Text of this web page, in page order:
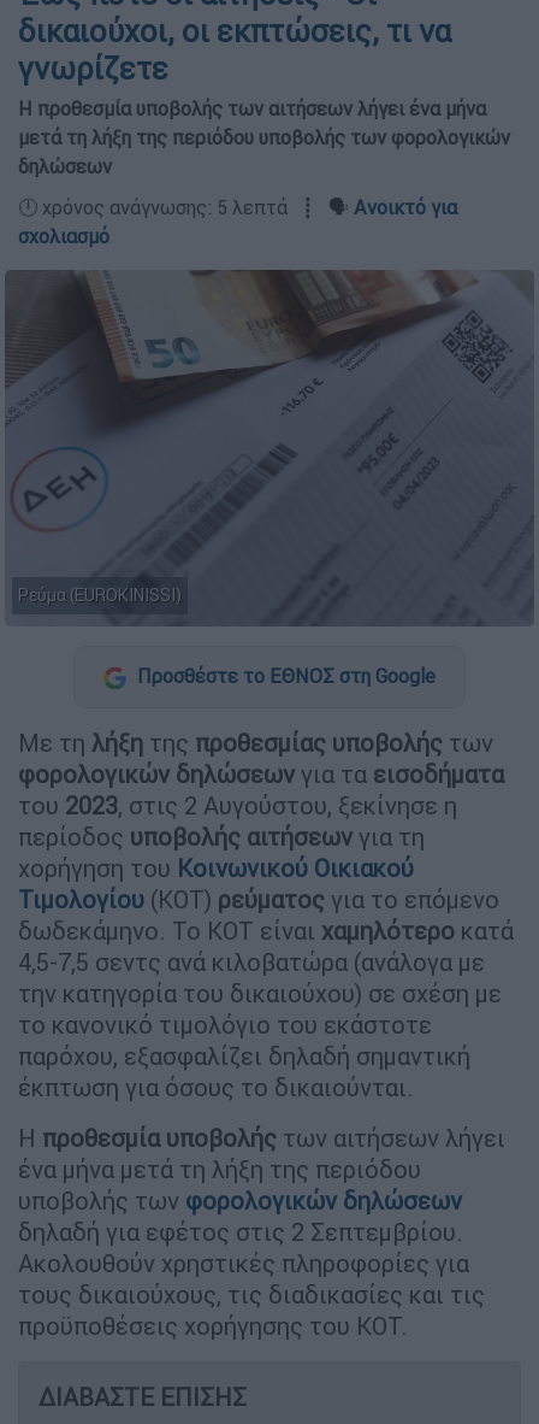
δικαιούχοι, οι εκπτώσεις, τι να
γνωρίζετε
Η προθεσμία υποβολής των αιτήσεων λήγει ένα μήνα
μετά τη λήξη της περιόδου υποβολής των φορολογικών
δηλώσεων
🕛 χρόνος ανάγνωσης: 5 λεπτά ┋ 🗣️ Ανοικτό για
σχολιασμό
Ρεύμα (EUROKINISSI)
Προσθέστε το ΕΘΝΟΣ στη Google
Με τη λήξη της προθεσμίας υποβολής των
φορολογικών δηλώσεων για τα εισοδήματα
του 2023, στις 2 Αυγούστου, ξεκίνησε η
περίοδος υποβολής αιτήσεων για τη
χορήγηση του Κοινωνικού Οικιακού
Τιμολογίου (ΚΟΤ) ρεύματος για το επόμενο
δωδεκάμηνο. Το ΚΟΤ είναι χαμηλότερο κατά
4,5-7,5 σεντς ανά κιλοβατώρα (ανάλογα με
την κατηγορία του δικαιούχου) σε σχέση με
το κανονικό τιμολόγιο του εκάστοτε
παρόχου, εξασφαλίζει δηλαδή σημαντική
έκπτωση για όσους το δικαιούνται.
Η προθεσμία υποβολής των αιτήσεων λήγει
ένα μήνα μετά τη λήξη της περιόδου
υποβολής των φορολογικών δηλώσεων
δηλαδή για εφέτος στις 2 Σεπτεμβρίου.
Ακολουθούν χρηστικές πληροφορίες για
τους δικαιούχους, τις διαδικασίες και τις
προϋποθέσεις χορήγησης του ΚΟΤ.
ΔΙΑΒΑΣΤΕ ΕΠΙΣΗΣ